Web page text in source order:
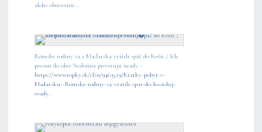
alebo obnovenie...
Rómske rodiny sa z Maďarska vrátili späť do Košíc / Ich
presun do obce Szalonna preverujú úrady -
https://www.topky.sk/cl/11/9463529/Kratky-pobyt-v-
Madarsku--Romske-rodiny-sa-vratili-spat-do-kosickej-
osady...